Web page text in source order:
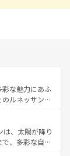
な魅力にあふ
ルネッサンス
フィ海岸の絶
には、本場の
能することも
は、太陽が降り
、多彩な自然